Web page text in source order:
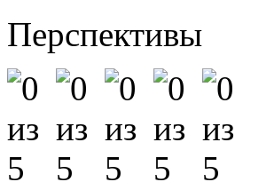
Перспективы